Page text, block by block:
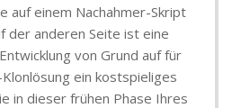
auf einem Nachahmer-Skript
der anderen Seite ist eine
von Grund auf für
ein kostspieliges
in dieser frühen Phase Ihres